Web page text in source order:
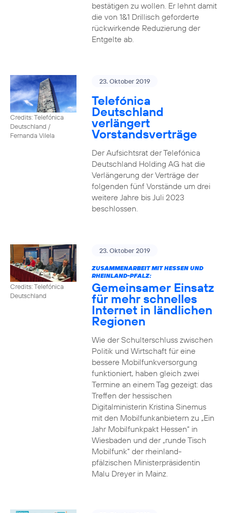
bestätigen zu wollen. Er lehnt damit
die von 1&1 Drillisch geforderte
rückwirkende Reduzierung der
Entgelte ab.
Credits: Telefónica
Deutschland /
Fernanda Vilela
23. Oktober 2019
Telefónica
Deutschland
verlängert
Vorstandsverträge
Der Aufsichtsrat der Telefónica
Deutschland Holding AG hat die
Verlängerung der Verträge der
folgenden fünf Vorstände um drei
weitere Jahre bis Juli 2023
beschlossen.
Credits: Telefónica
Deutschland
23. Oktober 2019
ZUSAMMENARBEIT MIT HESSEN UND
RHEINLAND-PFALZ:
Gemeinsamer Einsatz
für mehr schnelles
Internet in ländlichen
Regionen
Wie der Schulterschluss zwischen
Politik und Wirtschaft für eine
bessere Mobilfunkversorgung
funktioniert, haben gleich zwei
Termine an einem Tag gezeigt: das
Treffen der hessischen
Digitalministerin Kristina Sinemus
mit den Mobilfunkanbietern zu „Ein
Jahr Mobilfunkpakt Hessen“ in
Wiesbaden und der „runde Tisch
Mobilfunk“ der rheinland-
pfälzischen Ministerpräsidentin
Malu Dreyer in Mainz.